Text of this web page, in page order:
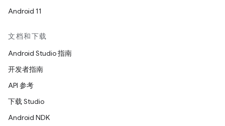
Android 11
文档和下载
Android Studio 指南
开发者指南
API 参考
下载 Studio
Android NDK